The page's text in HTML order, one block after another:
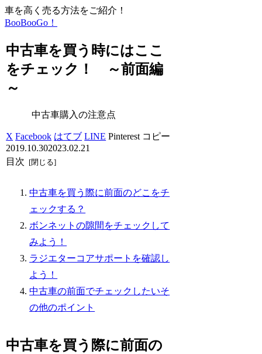
車を高く売る方法をご紹介！
BooBooGo！
中古車を買う時にはここ
をチェック！ ～前面編
～
中古車購入の注意点
X Facebook はてブ LINE Pinterest コピー
2019.10.302023.02.21
目次
中古車を買う際に前面のどこをチ
ェックする？
ボンネットの隙間をチェックして
みよう！
ラジエターコアサポートを確認し
よう！
中古車の前面でチェックしたいそ
の他のポイント
中古車を買う際に前面の